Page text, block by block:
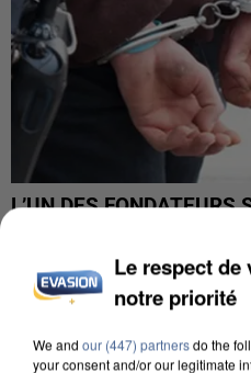
L’UN DES FONDATEURS
MAFIA INTERPELLÉ EN
Le respect de
notre priorité
We and our (447) partnersdo the
your consent and/or our legitimate